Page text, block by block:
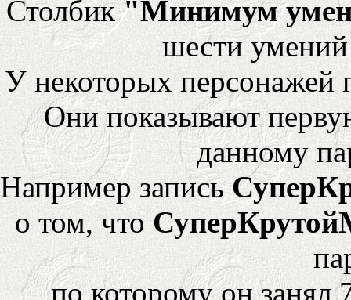
Столбик"Минимум
шести
У некоторых персонажей
Они показывают
данному
Например запись
о том, что
по которому он